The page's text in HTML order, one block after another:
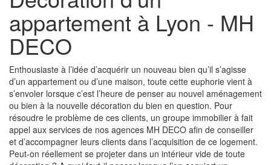
appartement à Lyon - MH
DECO
Enthousiaste à l’idée d’acquérir un nouveau bien qu’il s’agisse
d’un appartement ou d’une maison, toute cette euphorie vient à
s’envoler lorsque c’est l’heure de penser au nouvel aménagement
ou bien à la nouvelle décoration du bien en question. Pour
résoudre le problème de ces clients, un groupe immobilier à fait
appel aux services de nos agences MH DECO afin de conseiller
et d’accompagner leurs clients dans l’acquisition de ce logement.
Peut-on réellement se projeter dans un intérieur vide de toute